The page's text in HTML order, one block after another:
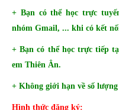
+ Bạn có thể học trực
nhóm Gmail, ... khi có kết
+ Bạn có thể học trực tiếp
em Thiên Ân.
+ Không giới hạn về số
Hình thức đăng ký: